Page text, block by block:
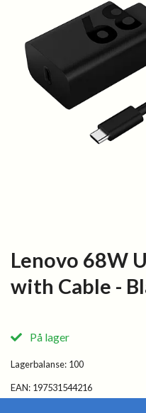
Lenovo 68W
with Cable -
På lager
Lagerbalanse: 100
EAN: 197531544216